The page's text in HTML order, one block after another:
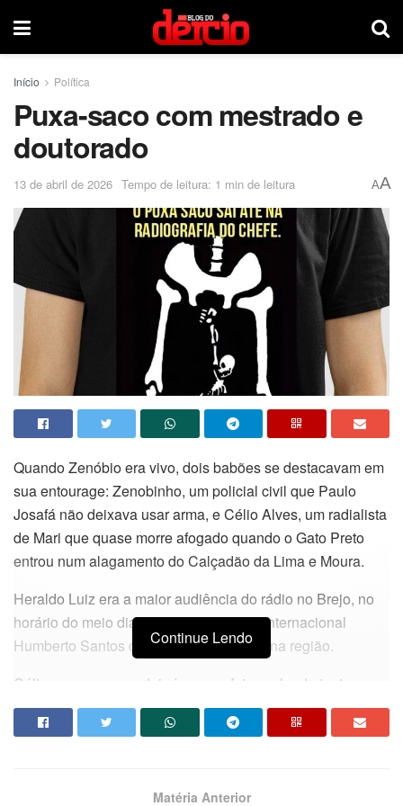
Início Política
Puxa-saco com mestrado e
doutorado
13 de abril de 2026 Tempo de leitura: 1 min de leitura AA
Quando Zenóbio era vivo, dois babões se destacavam em
sua entourage: Zenobinho, um policial civil que Paulo
Josafá não deixava usar arma, e Célio Alves, um radialista
de Mari que quase morre afogado quando o Gato Preto
entrou num alagamento do Calçadão da Lima e Moura.
Heraldo Luiz era a maior audiência do rádio no Brejo, no
horário do meio dia, e disputava com o internacional
Humberto Santos o título de rei do rádio na região.
Célio secava esses dois ícones e foi escalando junto ao
deputado Zenóbio e a então prefeita Léa um lugarzinho de
sombra.
para abrir mais espaços para o jornalismo na grade da
Continue Lendo
Matéria Anterior